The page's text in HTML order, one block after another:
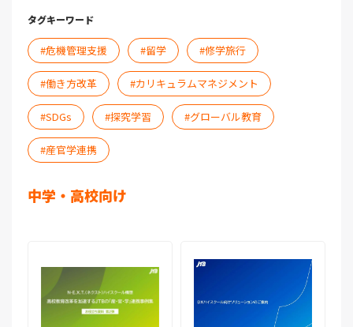
タグキーワード
危機管理支援 留学 修学旅行
働き方改革 カリキュラムマネジメント
SDGs 探究学習 グローバル教育
産官学連携
中学・高校向け